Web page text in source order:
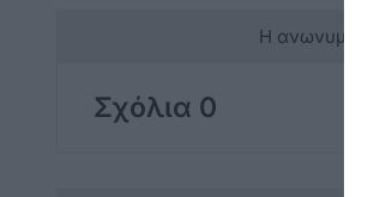
Η ανωνυμία
Σχόλια 0